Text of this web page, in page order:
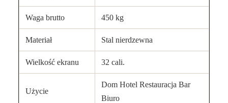
Waga brutto 450 kg
Materiał Stal nierdzewna
Wielkość ekranu 32 cali.
Użycie
Dom Hotel Restauracja Bar
Biuro